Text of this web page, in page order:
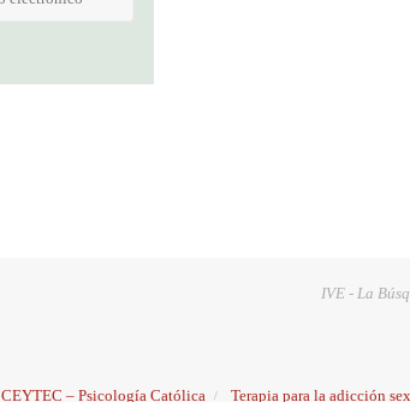
IVE - La
CEYTEC – Psicología Católica Terapia para la adicción